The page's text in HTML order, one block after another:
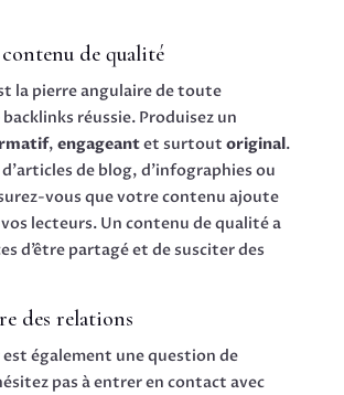
de qualité
la pierre angulaire de toute
réussie. Produisez un
, engageantet surtout original.
d’articles de blog, d’infographies ou
vous que votre contenu ajoute
lecteurs. Un contenu de qualité a
d’être partagé et de susciter des
des relations
est également une question de
pas à entrer en contact avec